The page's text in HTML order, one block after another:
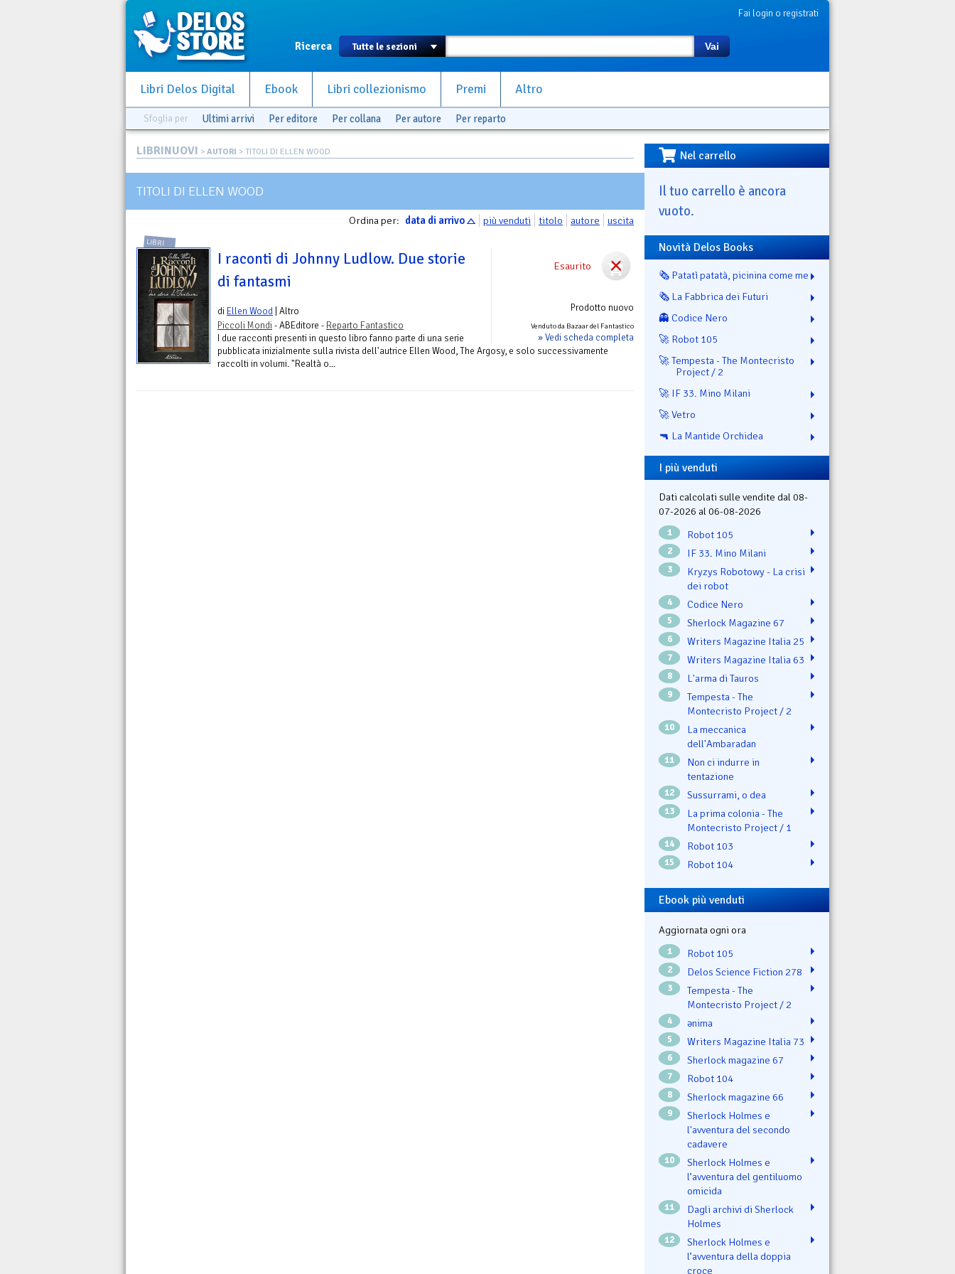
Fai login o registrati
Ricerca Vai
Libri Delos Digital Ebook Libri collezionismo Premi Altro
Sfoglia per Ultimi arrivi Per editore Per collana Per autore Per reparto
LIBRINUOVI > AUTORI > TITOLI DI ELLEN WOOD
TITOLI DI ELLEN WOOD
Ordina per: data di arrivo più venduti titolo autore uscita
Esaurito
Prodotto nuovo
Venduto da Bazaar del Fantastico
» Vedi scheda completa
LIBRI
I raconti di Johnny Ludlow. Due storie
di fantasmi
di Ellen Wood | Altro
Piccoli Mondi - ABEditore - Reparto Fantastico
I due racconti presenti in questo libro fanno parte di una serie
pubblicata inizialmente sulla rivista dell'autrice Ellen Wood, The Argosy, e solo successivamente
raccolti in volumi. "Realtà o...
Nel carrello
Il tuo carrello è ancora
vuoto.
Novità Delos Books
🗞️ Patatì patatà, picinina come me
🗞️ La Fabbrica dei Futuri
👻 Codice Nero
🚀 Robot 105
🚀 Tempesta - The Montecristo
Project / 2
🚀 IF 33. Mino Milani
🚀 Vetro
🔫 La Mantide Orchidea
I più venduti
Dati calcolati sulle vendite dal 08-
07-2026 al 06-08-2026
1 Robot 105
2 IF 33. Mino Milani
3
Kryzys Robotowy - La crisi
dei robot
4 Codice Nero
5 Sherlock Magazine 67
6 Writers Magazine Italia 25
7 Writers Magazine Italia 63
8 L'arma di Tauros
9
Tempesta - The
Montecristo Project / 2
10
La meccanica
dell'Ambaradan
11
Non ci indurre in
tentazione
12 Sussurrami, o dea
13
La prima colonia - The
Montecristo Project / 1
14 Robot 103
15 Robot 104
Ebook più venduti
Aggiornata ogni ora
1 Robot 105
2 Delos Science Fiction 278
3
Tempesta - The
Montecristo Project / 2
4 ənima
5 Writers Magazine Italia 73
6 Sherlock magazine 67
7 Robot 104
8 Sherlock magazine 66
9
Sherlock Holmes e
l'avventura del secondo
cadavere
10
Sherlock Holmes e
l’avventura del gentiluomo
omicida
11
Dagli archivi di Sherlock
Holmes
12
Sherlock Holmes e
l’avventura della doppia
croce